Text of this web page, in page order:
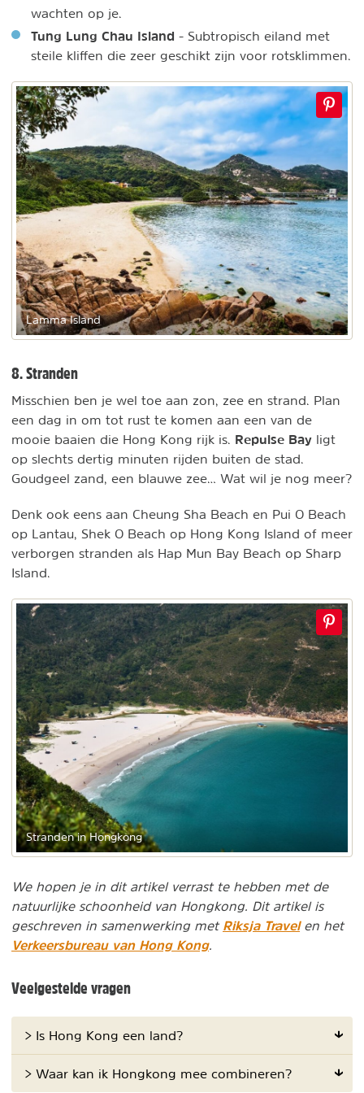
wachten op je.
Tung Lung Chau Island - Subtropisch eiland met
steile kliffen die zeer geschikt zijn voor rotsklimmen.
Lamma Island
8. Stranden
Misschien ben je wel toe aan zon, zee en strand. Plan
een dag in om tot rust te komen aan een van de
mooie baaien die Hong Kong rijk is. Repulse Bay ligt
op slechts dertig minuten rijden buiten de stad.
Goudgeel zand, een blauwe zee… Wat wil je nog meer?
Denk ook eens aan Cheung Sha Beach en Pui O Beach
op Lantau, Shek O Beach op Hong Kong Island of meer
verborgen stranden als Hap Mun Bay Beach op Sharp
Island.
Stranden in Hongkong
We hopen je in dit artikel verrast te hebben met de
natuurlijke schoonheid van Hongkong. Dit artikel is
geschreven in samenwerking met Riksja Travelen het
Verkeersbureau van Hong Kong.
Veelgestelde vragen
> Is Hong Kong een land?
> Waar kan ik Hongkong mee combineren?